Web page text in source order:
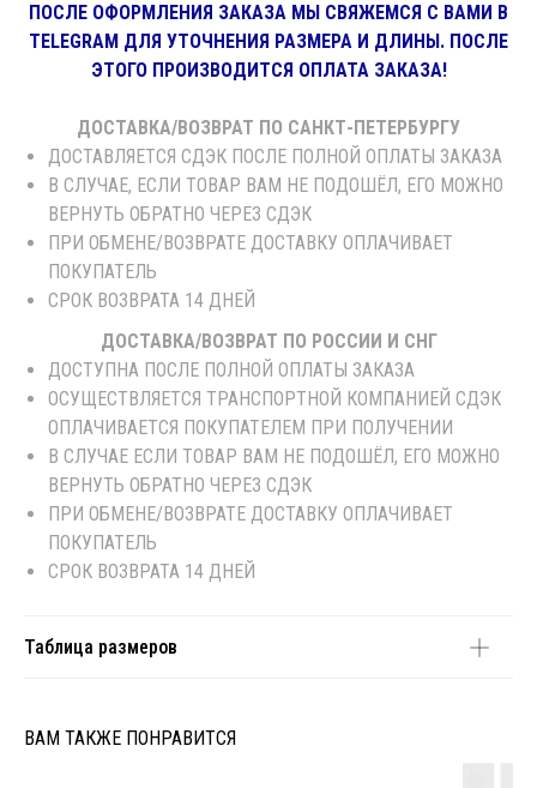
ПОСЛЕ ОФОРМЛЕНИЯ ЗАКАЗА МЫ СВЯЖЕМСЯ С ВАМИ В
TELEGRAM ДЛЯ УТОЧНЕНИЯ РАЗМЕРА И ДЛИНЫ. ПОСЛЕ
ЭТОГО ПРОИЗВОДИТСЯ ОПЛАТА ЗАКАЗА!
ДОСТАВКА/ВОЗВРАТ ПО САНКТ-ПЕТЕРБУРГУ
ДОСТАВЛЯЕТСЯ СДЭК ПОСЛЕ ПОЛНОЙ ОПЛАТЫ ЗАКАЗА
В СЛУЧАЕ, ЕСЛИ ТОВАР ВАМ НЕ ПОДОШЁЛ, ЕГО МОЖНО
ВЕРНУТЬ ОБРАТНО ЧЕРЕЗ СДЭК
ПРИ ОБМЕНЕ/ВОЗВРАТЕ ДОСТАВКУ ОПЛАЧИВАЕТ
ПОКУПАТЕЛЬ
СРОК ВОЗВРАТА 14 ДНЕЙ
ДОСТАВКА/ВОЗВРАТ ПО РОССИИ И СНГ
ДОСТУПНА ПОСЛЕ ПОЛНОЙ ОПЛАТЫ ЗАКАЗА
ОСУЩЕСТВЛЯЕТСЯ ТРАНСПОРТНОЙ КОМПАНИЕЙ СДЭК
ОПЛАЧИВАЕТСЯ ПОКУПАТЕЛЕМ ПРИ ПОЛУЧЕНИИ
В СЛУЧАЕ ЕСЛИ ТОВАР ВАМ НЕ ПОДОШЁЛ, ЕГО МОЖНО
ВЕРНУТЬ ОБРАТНО ЧЕРЕЗ CДЭК
ПРИ ОБМЕНЕ/ВОЗВРАТЕ ДОСТАВКУ ОПЛАЧИВАЕТ
ПОКУПАТЕЛЬ
СРОК ВОЗВРАТА 14 ДНЕЙ
Таблица размеров
ВАМ ТАКЖЕ ПОНРАВИТСЯ